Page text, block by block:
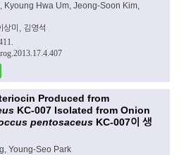
Kyoung Hwa Um, Jeong-Soon Kim,
상미, 김영석
Produced from
KC-007 Isolated from Onion
pentosaceus KC-007이 생
Young-Seo Park